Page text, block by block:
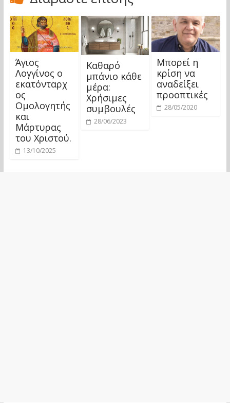
Άγιος
Λογγίνος ο
εκατόνταρχ
ος
Ομολογητής
και
Μάρτυρας
του Χριστού.
13/10/2025
Καθαρό
μπάνιο κάθε
μέρα:
Χρήσιμες
συμβουλές
28/06/2023
Μπορεί η
κρίση να
αναδείξει
προοπτικές
28/05/2020